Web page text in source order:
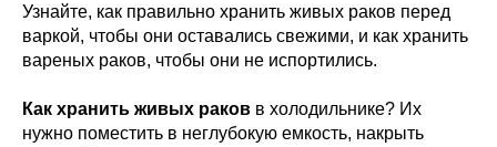
Узнайте, как правильно хранить живых раков перед
варкой, чтобы они оставались свежими, и как хранить
вареных раков, чтобы они не испортились.
Как хранить живых раков в холодильнике? Их
нужно поместить в неглубокую емкость, накрыть